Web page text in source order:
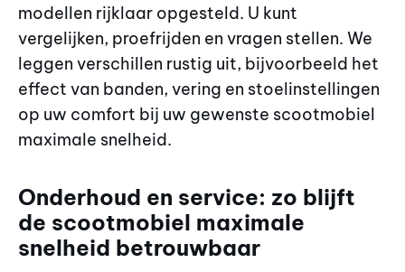
modellen rijklaar opgesteld. U kunt
vergelijken, proefrijden en vragen stellen. We
leggen verschillen rustig uit, bijvoorbeeld het
effect van banden, vering en stoelinstellingen
op uw comfort bij uw gewenste scootmobiel
maximale snelheid.
Onderhoud en service: zo blijft
de scootmobiel maximale
snelheid betrouwbaar